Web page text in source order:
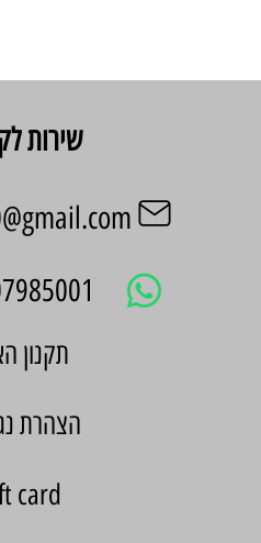
שירות
הצהרת
card